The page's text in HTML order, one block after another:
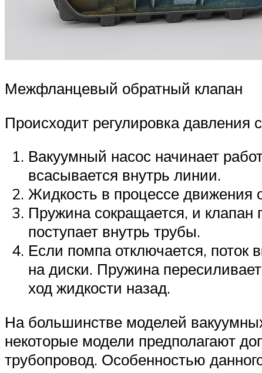
Межфланцевый обратный клапан
Происходит регулировка
Вакуумный насос начинает
всасывается внутрь линии.
Жидкость в процессе движения
Пружина сокращается, и клапан
поступает внутрь трубы.
Если помпа отключается, поток
на диски. Пружина
ход жидкости назад.
На большинстве моделей
некоторые модели предполагают
трубопровод. Особенностью